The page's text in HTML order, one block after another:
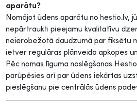
aparātu?
Nomājot ūdens aparātu no hestio.lv,
nepārtraukti pieejamu kvalitatīvu
neierobežotā daudzumā par fiksētu
ietver regulāras plānveida apkopes
Pēc nomas līguma noslēgšanas
parūpēsies arī par ūdens iekārtas
pieslēgšanu pie centrālās ūdens